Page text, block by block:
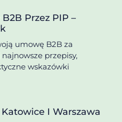
Przez PIP –
umowę B2B za
przepisy,
wskazówki
I Warszawa